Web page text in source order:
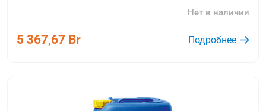
Нет в наличии
5 367,67 Br Подробнее